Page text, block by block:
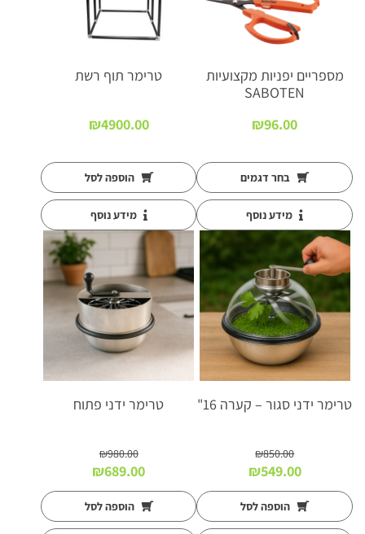
מספריים יפניות מקצועיות
SABOTEN
₪96.00
בחר דגמים
מידע נוסף
טרימר תוף רשת
₪4900.00
הוספה לסל
מידע נוסף
טרימר ידני סגור – קערה 16"
₪850.00
המחיר
המקורי
היה:
₪850.00.
₪549.00
הנוכחי
הוא:
₪549.00.
הוספה לסל
טרימר ידני פתוח
₪980.00
המחיר
המקורי
היה:
₪980.00.
₪689.00
המחיר
הנוכחי
הוא:
₪689.00.
הוספה לסל